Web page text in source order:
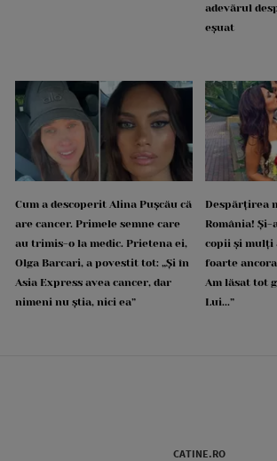
adevărul
eșuat
Cum a descoperit Alina Pușcău că
are cancer. Primele semne care
au trimis-o la medic. Prietena ei,
Olga Barcari, a povestit tot: „Și în
Asia Express avea cancer, dar
nimeni nu știa, nici ea”
Despărțirea
România! Și-
copii și mulți
foarte
Am lăsat tot
Lui...”
CATINE.RO